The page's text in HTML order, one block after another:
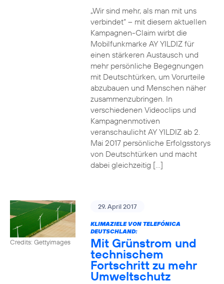
„Wir sind mehr, als man mit uns
verbindet“ – mit diesem aktuellen
Kampagnen-Claim wirbt die
Mobilfunkmarke AY YILDIZ für
einen stärkeren Austausch und
mehr persönliche Begegnungen
mit Deutschtürken, um Vorurteile
abzubauen und Menschen näher
zusammenzubringen. In
verschiedenen Videoclips und
Kampagnenmotiven
veranschaulicht AY YILDIZ ab 2.
Mai 2017 persönliche Erfolgsstorys
von Deutschtürken und macht
dabei gleichzeitig […]
Credits: Gettyimages
29. April 2017
KLIMAZIELE VON TELEFÓNICA
DEUTSCHLAND:
Mit Grünstrom und
technischem
Fortschritt zu mehr
Umweltschutz